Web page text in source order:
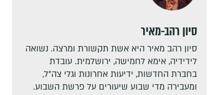
סיון רהב-מאיר
סיון רהב מאיר היא אשת תקשורת ומרצה. נשואה
לידידיה, אימא לחמישה, ירושלמית. עובדת
בחברת החדשות, ידיעות אחרונות וגלי צה"ל,
ומעבירה מדי שבוע שיעורים על פרשת השבוע.